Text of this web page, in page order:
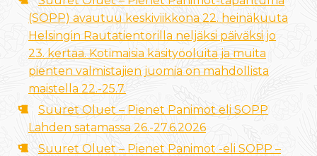
(SOPP) avautuu keskiviikkona 22. heinäkuuta
Helsingin Rautatientorilla neljäksi päiväksi jo
23. kertaa. Kotimaisia käsityöoluita ja muita
pienten valmistajien juomia on mahdollista
maistella 22.-25.7.
Suuret Oluet – Pienet Panimot eli SOPP
Lahden satamassa 26.-27.6.2026
Suuret Oluet – Pienet Panimot -eli SOPP –